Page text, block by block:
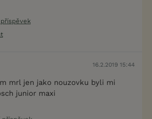
16.2.2019 15:44
mrl jen jako nouzovku byli mi
junior maxi